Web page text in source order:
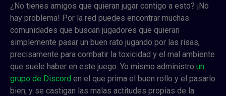
¿No tienes amigos que quieran jugar contigo a esto? ¡No
hay problema! Por la red puedes encontrar muchas
comunidades que buscan jugadores que quieran
simplemente pasar un buen rato jugando por las risas,
precisamente para combatir la toxicidad y el mal ambiente
que suele haber en este juego. Yo mismo administro un
grupo de Discord en el que prima el buen rollo y el pasarlo
bien, y se castigan las malas actitudes propias de la